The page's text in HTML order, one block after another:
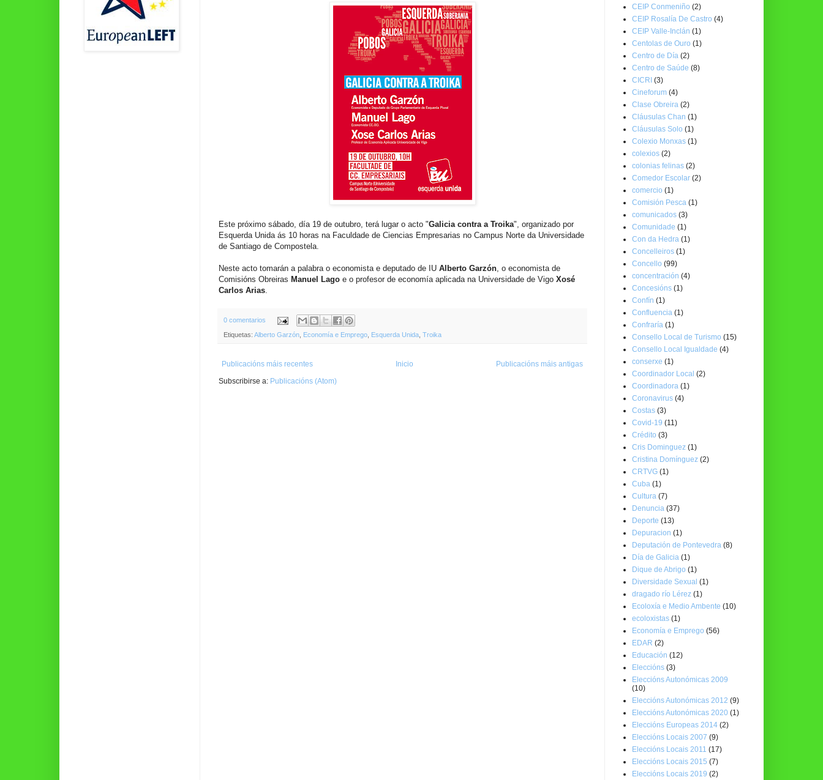
Este próximo sábado, día 19 de outubro, terá lugar o acto "Galicia contra a Troika", organizado por
Esquerda Unida ás 10 horas na Faculdade de Ciencias Empresarias no Campus Norte da Universidade
de Santiago de Compostela.
Neste acto tomarán a palabra o economista e deputado de IU Alberto Garzón, o economista de
Comisións Obreiras Manuel Lago e o profesor de economía aplicada na Universidade de Vigo Xosé
Carlos Arias.
0 comentarios
Etiquetas: Alberto Garzón, Economía e Emprego, Esquerda Unida, Troika
Publicacións máis recentes Publicacións máis antigas
Inicio
Subscribirse a: Publicacións (Atom)
CEIP Conmeniño (2)
CEIP Rosalía De Castro (4)
CEIP Valle-Inclán (1)
Centolas de Ouro (1)
Centro de Día (2)
Centro de Saúde (8)
CICRI (3)
Cineforum (4)
Clase Obreira (2)
Cláusulas Chan (1)
Cláusulas Solo (1)
Colexio Monxas (1)
colexios (2)
colonias felinas (2)
Comedor Escolar (2)
comercio (1)
Comisión Pesca (1)
comunicados (3)
Comunidade (1)
Con da Hedra (1)
Concelleiros (1)
Concello (99)
concentración (4)
Concesións (1)
Confín (1)
Confluencia (1)
Confraría (1)
Consello Local de Turismo (15)
Consello Local Igualdade (4)
conserxe (1)
Coordinador Local (2)
Coordinadora (1)
Coronavirus (4)
Costas (3)
Covid-19 (11)
Crédito (3)
Cris Dominguez (1)
Cristina Domínguez (2)
CRTVG (1)
Cuba (1)
Cultura (7)
Denuncia (37)
Deporte (13)
Depuracion (1)
Deputación de Pontevedra (8)
Día de Galicia (1)
Dique de Abrigo (1)
Diversidade Sexual (1)
dragado río Lérez (1)
Ecoloxía e Medio Ambente (10)
ecoloxistas (1)
Economía e Emprego (56)
EDAR (2)
Educación (12)
Eleccións (3)
Eleccións Autonómicas 2009
(10)
Eleccións Autonómicas 2012 (9)
Eleccións Autonómicas 2020 (1)
Eleccións Europeas 2014 (2)
Eleccións Locais 2007 (9)
Eleccións Locais 2011 (17)
Eleccións Locais 2015 (7)
Eleccións Locais 2019 (2)